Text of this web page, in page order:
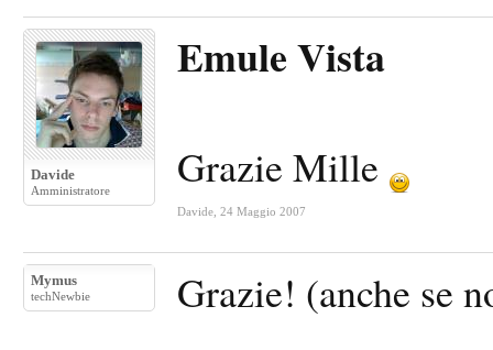
Davide
Amministratore
Emule Vista
Grazie Mille
Davide 24 Maggio 2007
Mymus
techNewbie Grazie! (anche se